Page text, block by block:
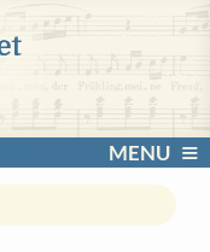
MENU